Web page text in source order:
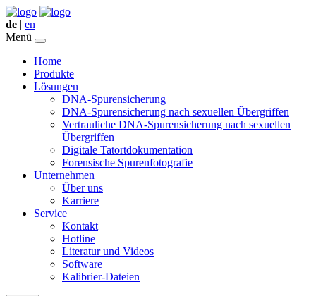
de | en
Menü
Home
Produkte
Lösungen
DNA-Spurensicherung
DNA-Spurensicherung nach sexuellen Übergriffen
Vertrauliche DNA-Spurensicherung nach sexuellen
Übergriffen
Digitale Tatortdokumentation
Forensische Spurenfotografie
Unternehmen
Über uns
Karriere
Service
Kontakt
Hotline
Literatur und Videos
Software
Kalibrier-Dateien